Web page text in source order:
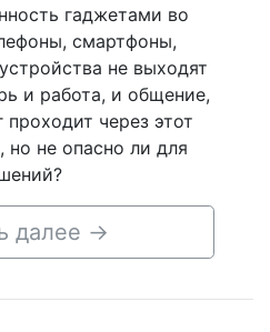
гаджетами во
смартфоны,
не выходят
и работа, и общение,
проходит через этот
но не опасно ли для
далее →